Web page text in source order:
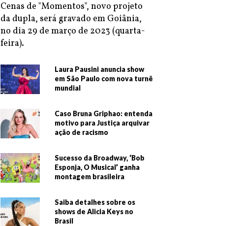
Cenas de "Momentos", novo projeto
da dupla, será gravado em Goiânia,
no dia 29 de março de 2023 (quarta-
feira).
Laura Pausini anuncia show
em São Paulo com nova turnê
mundial
Caso Bruna Griphao: entenda
motivo para Justiça arquivar
ação de racismo
Sucesso da Broadway, ‘Bob
Esponja, O Musical’ ganha
montagem brasileira
Saiba detalhes sobre os
shows de Alicia Keys no
Brasil